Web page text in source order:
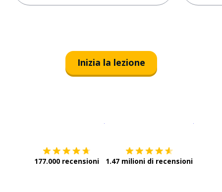
Inizia la lezione
177.000 recensioni 1.47 milioni di recensioni